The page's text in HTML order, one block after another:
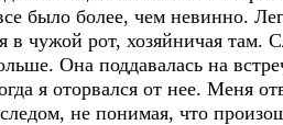
было более, чем невинно.
в чужой рот, хозяйничая там.
Она поддавалась на
я оторвался от нее. Меня
не понимая, что